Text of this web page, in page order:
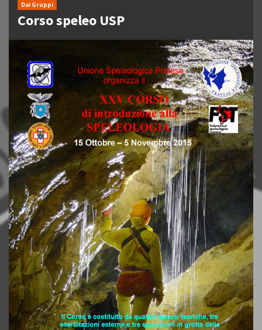
Dai Gruppi
Corso speleo USP